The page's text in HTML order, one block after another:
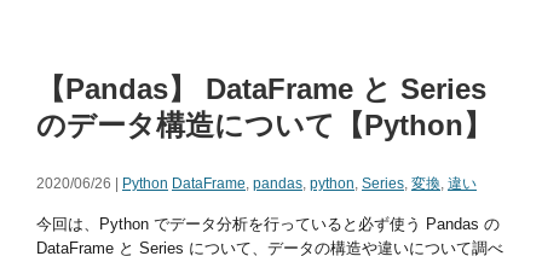
【Pandas】 DataFrame と Series
のデータ構造について【Python】
2020/06/26 | Python DataFrame, pandas, python, Series, 変換, 違い
今回は、Python でデータ分析を行っていると必ず使う Pandas の
DataFrame と Series について、データの構造や違いについて調べ